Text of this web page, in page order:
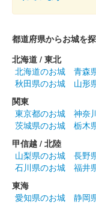
前橋城 御城
定版 銀
販売終了
50枚限定
前橋城 御城
前橋城 御城
都道府県からお城を
北海道 / 東北
北海道のお城
青森
秋田県のお城
山形
関東
東京都のお城
神奈
茨城県のお城
栃木
甲信越 / 北陸
山梨県のお城
長野
石川県のお城
福井
東海
愛知県のお城
静岡